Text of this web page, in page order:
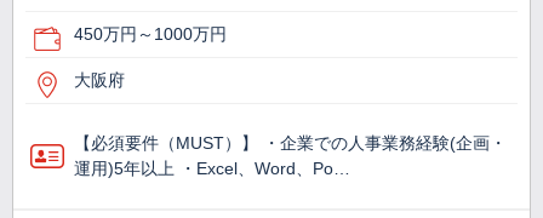
450万円～1000万円
大阪府
【必須要件（MUST）】 ・企業での人事業務経験(企画・
運用)5年以上 ・Excel、Word、Po…